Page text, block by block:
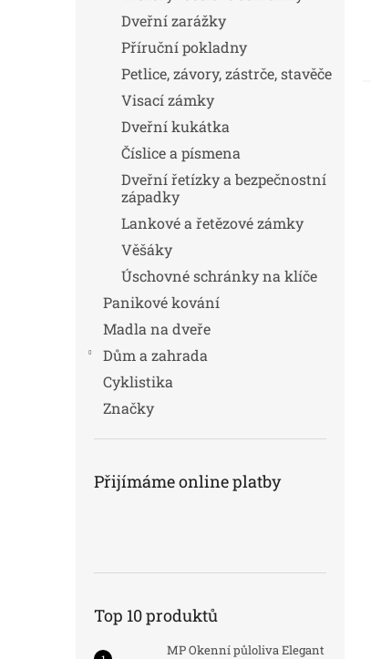
Dveřní zarážky
Příruční pokladny
Petlice, závory, zástrče, stavěče
Visací zámky
Dveřní kukátka
Číslice a písmena
Dveřní řetízky a bezpečnostní
západky
Lankové a řetězové zámky
Věšáky
Úschovné schránky na klíče
Panikové kování
Madla na dveře
Dům a zahrada
Cyklistika
Značky
Přijímáme online platby
Top 10 produktů
MP Okenní půloliva Elegant